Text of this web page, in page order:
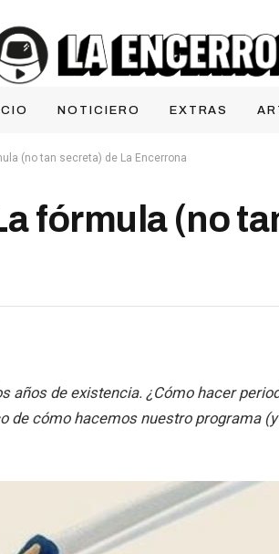
NOTICIERO EXTRAS
(no tan secreta) de La Encerrona
fórmula (no
años de existencia. ¿Cómo hacer
de cómo hacemos nuestro programa